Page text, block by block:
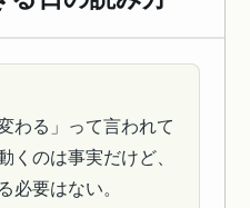
わる」って言われて
くのは事実だけど、
必要はない。